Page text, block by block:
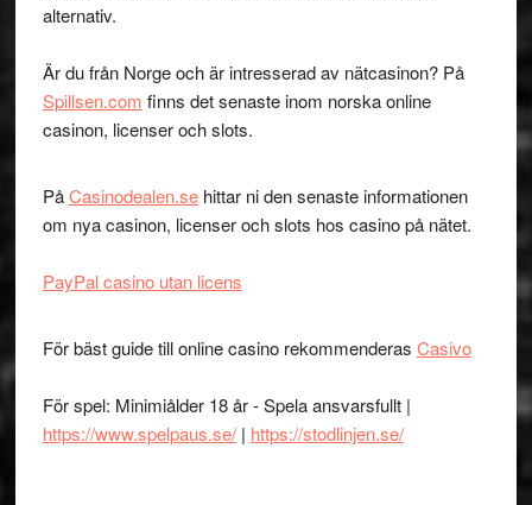
alternativ.
Är du från Norge och är intresserad av nätcasinon? På
Spillsen.com finns det senaste inom norska online
casinon, licenser och slots.
PåCasinodealen.sehittar ni den senaste informationen
om nya casinon, licenser och slots hos casino på nätet.
PayPal casino utan licens
För bäst guide till online casino rekommenderas Casivo
För spel: Minimiålder 18 år - Spela ansvarsfullt |
https://www.spelpaus.se/| https://stodlinjen.se/